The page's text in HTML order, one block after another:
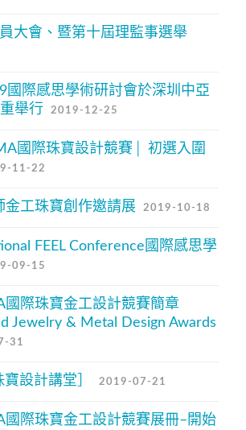
大會、暨第十屆理監事選舉
國際感思學術研討會於深圳中亞
舉行
2019-12-25
國際珠寶設計競賽│ 初選入圍
11-22
金工珠寶創作邀請展 2019-10-18
FEEL Conference國際感思學
09-15
國際珠寶金工設計競賽簡章
Jewelry & Metal Design Awards
31
寶設計講堂］ 2019-07-21
國際珠寶金工設計競賽展冊–開始